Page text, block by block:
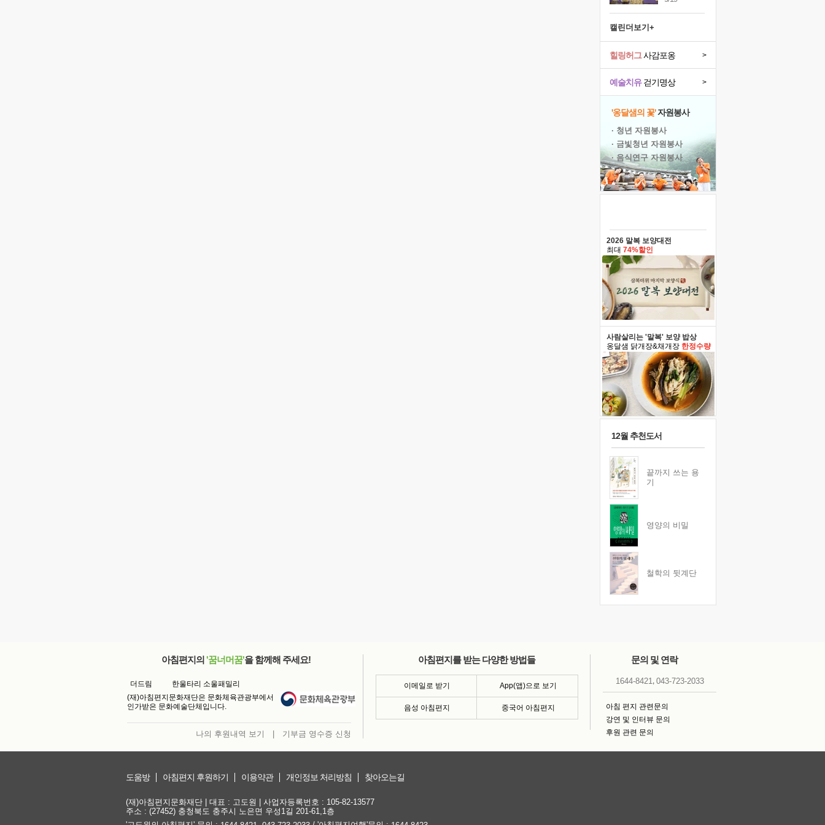
캘린더보기+
예술치유걷기명상 >
힐링허그사감포옹 >
'옹달샘의 꽃'자원봉사
· 청년 자원봉사
· 금빛청년 자원봉사
· 음식연구 자원봉사
2026 말복 보양대전
최대 74%할인
사람살리는 '말복' 보양 밥상
옹달샘 닭개장&채개장 한정수량
12월 추천도서
끝까지 쓰는 용
기
영양의 비밀
철학의 뒷계단
아침편지의 '꿈너머꿈'을 함께해 주세요!
더드림
한울타리 소울패밀리
(재)아침편지문화재단은 문화체육관광부에서
인가받은 문화예술단체입니다.
나의 후원내역 보기 기부금 영수증 신청
아침편지를 받는 다양한 방법들
이메일로 받기 App(앱)으로 보기
음성 아침편지 중국어 아침편지
문의 및 연락
1644-8421, 043-723-2033
아침 편지 관련문의
강연 및 인터뷰 문의
후원 관련 문의
도움방 아침편지 후원하기 이용약관 개인정보 처리방침 찾아오는길
(재)아침편지문화재단 | 대표 : 고도원 | 사업자등록번호 : 105-82-13577
주소 : (27452) 충청북도 충주시 노은면 우성1길 201-61,1층